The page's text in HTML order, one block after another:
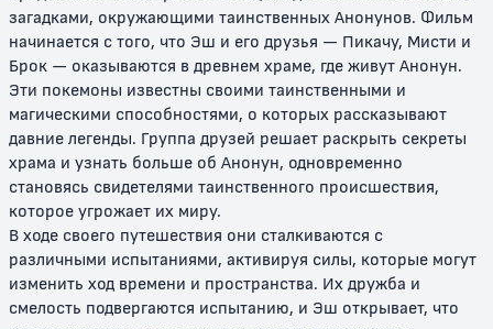
Покемон навсегда: Селеби -
Голос леса
Покемон 5: Герои Латиас и
Латиос / Покемон: Хранители
12+ 12+
загадками, окружающими таинственных Анонунов. Фильм
начинается с того, что Эш и его друзья — Пикачу, Мисти и
Брок — оказываются в древнем храме, где живут Анонун.
Эти покемоны известны своими таинственными и
магическими способностями, о которых рассказывают
давние легенды. Группа друзей решает раскрыть секреты
храма и узнать больше об Анонун, одновременно
становясь свидетелями таинственного происшествия,
которое угрожает их миру.
В ходе своего путешествия они сталкиваются с
различными испытаниями, активируя силы, которые могут
изменить ход времени и пространства. Их дружба и
смелость подвергаются испытанию, и Эш открывает, что